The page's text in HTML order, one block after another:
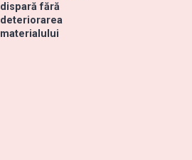
dispară fără
deteriorarea
materialului